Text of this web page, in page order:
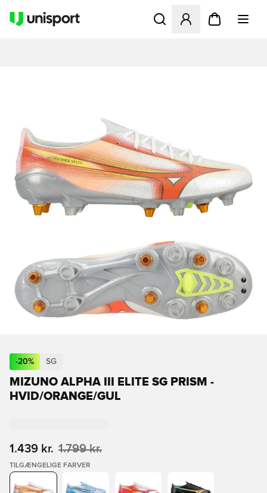
Åbner en Modal til at
-20% SG
MIZUNO ALPHA III ELITE SG PRISM -
HVID/ORANGE/GUL
1.439 kr. 1.799 kr.
TILGÆNGELIGE FARVER